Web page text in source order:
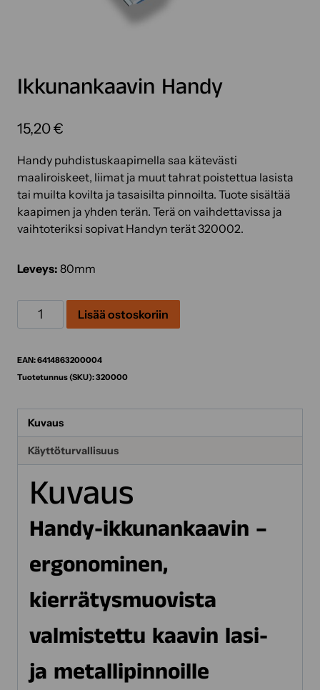
Ikkunankaavin Handy
15,20€
Handy puhdistuskaapimella saa kätevästi
maaliroiskeet, liimat ja muut tahrat poistettua lasista
tai muilta kovilta ja tasaisilta pinnoilta. Tuote sisältää
kaapimen ja yhden terän. Terä on vaihdettavissa ja
vaihtoteriksi sopivat Handyn terät 320002.
Leveys: 80mm
Ikkunankaavin
Handy
Lisää ostoskoriin
EAN:6414863200004
Tuotetunnus (SKU):320000
Kuvaus
Käyttöturvallisuus
Kuvaus
Handy-ikkunankaavin –
ergonominen,
kierrätysmuovista
valmistettu kaavin lasi-
ja metallipinnoille